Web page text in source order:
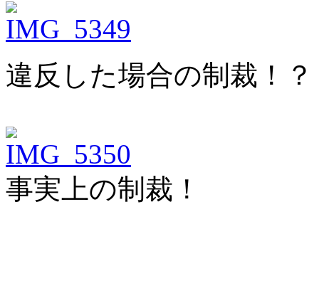
違反した場合の制裁！？
事実上の制裁！